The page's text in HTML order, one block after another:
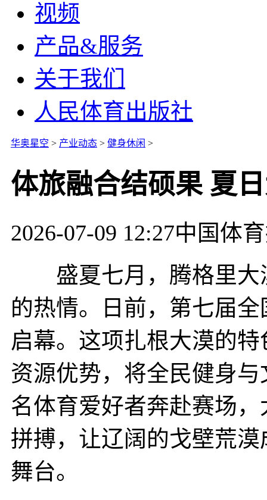
视频
产品&服务
关于我们
人民体育出版社
华奥星空 > 产业动态 > 健身休闲 >
体旅融合结硕果 夏
2026-07-09 12:27中国体
盛夏七月，腾格里大
的热情。日前，第七届
启幕。这项扎根大漠的
资源优势，将全民健身
名体育爱好者奔赴赛场
拼搏，让辽阔的戈壁荒
舞台。